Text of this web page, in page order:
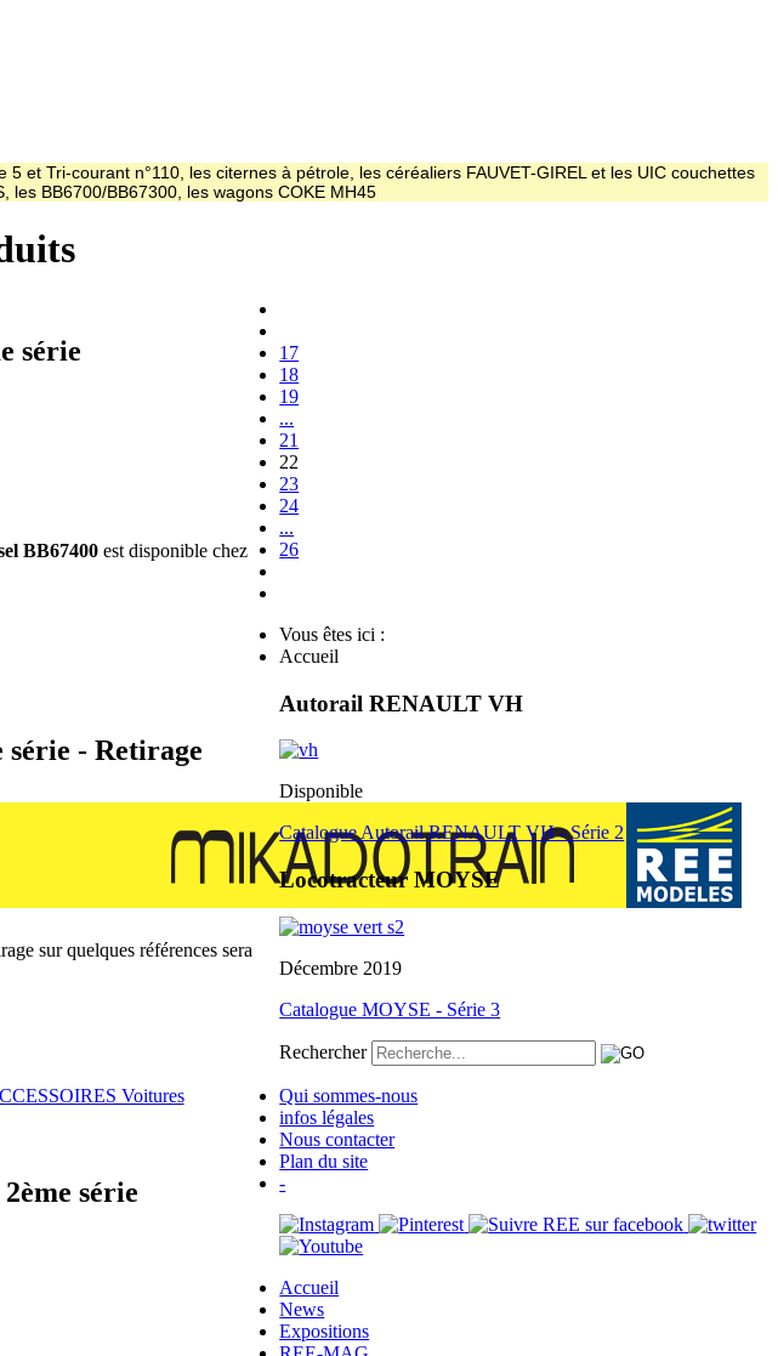
et Tri-courant n°110, les citernes à pétrole, les céréaliers FAUVET-GIREL et les UIC couchettes
les BB6700/BB67300, les wagons COKE MH45
série
BB67400est disponible chez
- Retirage
sur quelques références sera
Voitures
série
17
18
19
...
21
22
23
24
...
26
Vous êtes ici :
Accueil
Autorail RENAULT VH
Disponible
Catalogue Autorail RENAULT VH - Série 2
Locotracteur MOYSE
Décembre 2019
Catalogue MOYSE - Série 3
Rechercher
Qui sommes-nous
infos légales
Nous contacter
Plan du site
-
Accueil
News
Expositions